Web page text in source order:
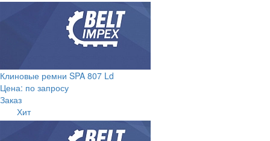
Клиновые ремни SPA 807 Ld
Цена: по запросу
Заказ
Хит